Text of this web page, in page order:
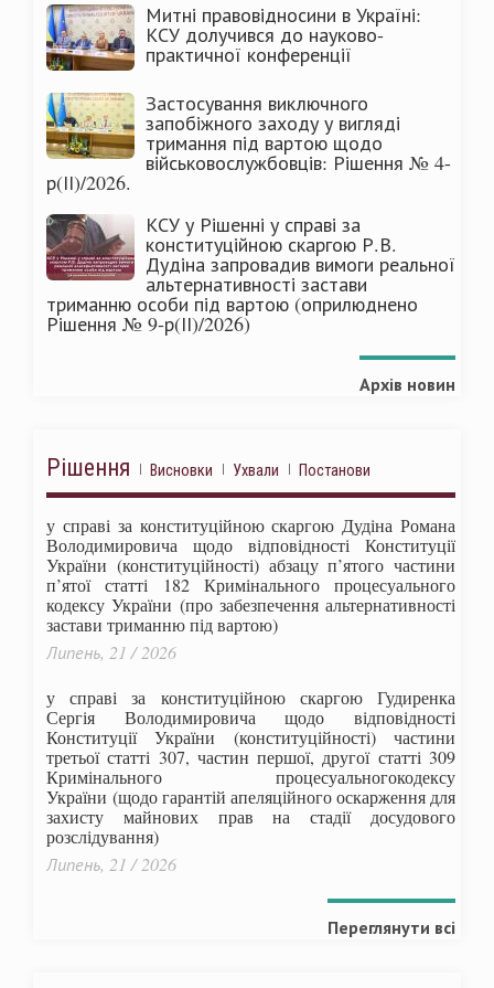
Митні правовідносини в Україні:
КСУ долучився до науково-
практичної конференції
Застосування виключного
запобіжного заходу у вигляді
тримання під вартою щодо
військовослужбовців: Рішення № 4-
р(ІІ)/2026.
КСУ у Рішенні у справі за
конституційною скаргою Р.В.
Дудіна запровадив вимоги реальної
альтернативності застави
триманню особи під вартою (оприлюднено
Рішення № 9-р(ІІ)/2026)
Архів новин
Рішення Висновки Ухвали Постанови
у справі за конституційною скаргою Дудіна Романа
Володимировича щодо відповідності Конституції
України (конституційності) абзацу п’ятого частини
п’ятої статті 182 Кримінального процесуального
кодексу України (про забезпечення альтернативності
застави триманню під вартою)
Липень, 21 / 2026
у справі за конституційною скаргою Гудиренка
Сергія Володимировича щодо відповідності
Конституції України (конституційності) частини
третьої статті 307, частин першої, другої статті 309
Кримінального процесуальногокодексу
України (щодо гарантій апеляційного оскарження для
захисту майнових прав на стадії досудового
розслідування)
Липень, 21 / 2026
Переглянути всі